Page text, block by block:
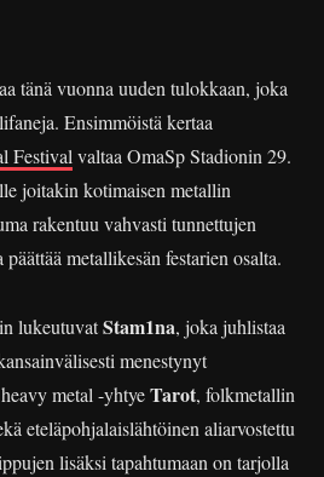
tänä vuonna uuden tulokkaan, joka
Ensimmöistä kertaa
Festival valtaa OmaSp Stadionin 29.
joitakin kotimaisen metallin
rakentuu vahvasti tunnettujen
metallikesän festarien osalta.
lukeutuvatStam1na, joka juhlistaa
menestynyt
metal -yhtyeTarot, folkmetallin
eteläpohjalaislähtöinen aliarvostettu
lisäksi tapahtumaan on tarjolla